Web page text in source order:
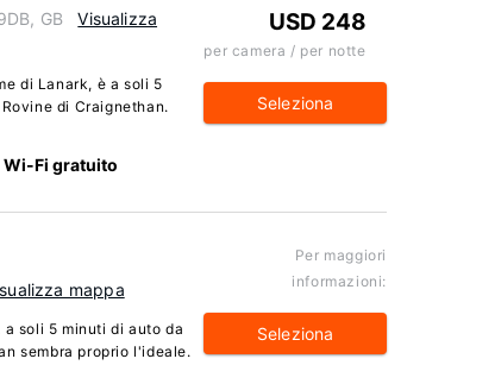
GB
Visualizza
di Lanark, è a soli 5
di Craignethan.
Wi-Fi gratuito
USD 248
per camera / per notte
Seleziona
mappa
soli 5 minuti di auto da
sembra proprio l'ideale.
Per maggiori
informazioni:
Seleziona